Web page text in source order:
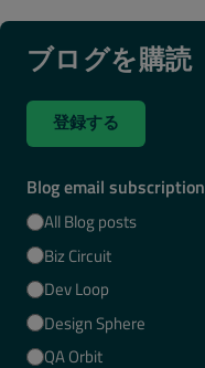
ブログを購読
登録する
Blog email subscription
All Blog posts
Biz Circuit
Dev Loop
Design Sphere
QA Orbit